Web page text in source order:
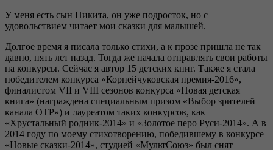
У меня есть сын Никита, он уже подросток, но с
удовольствием читает мои сказки для малышей.
Долгое время я писала только стихи, а к прозе пришла не так
давно, пять лет назад. Тогда же начала отправлять свои работы
на конкурсы. Сейчас я автор 15 детских книг. Также я стала
победителем конкурса «Корнейчуковская премия-2016»,
финалистом VII и VIII сезонов конкурса «Новая детская
книга» (награждена специальным призом «Выбор зрителей
канала ОТР») и лауреатом таких конкурсов, как
«Хрустальный родник-2014» и «Золотое перо Руси-2014». А в
2014 году по моему стихотворению, победившему в конкурсе
«Новые сказки-2014», студией «МультСоюз» был снят